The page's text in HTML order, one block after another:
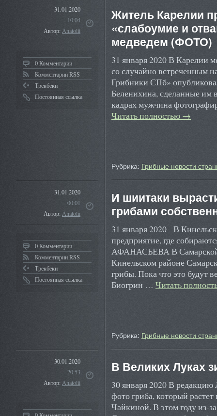
31.01.2020
10:04
Автор:Anatolii
0 Комментарии
Комментарии RSS
Трекбеки
Постоянная ссылка
Житель Карелии
«слабоумие и
медведем (ФОТО)
31 января 2020 В Карелии
со случайно встреченным
Грибники СПб»
Беленихина, сделанные
кадрах мужчина
Читать полностью →
Рубрика: Грибные новости
31.01.2020
00:01
Автор:Anatolii
0 Комментарии
Комментарии RSS
Трекбеки
Постоянная ссылка
И шиитаки
грибами
31 января 2020 В
предприятие, где
АФАНАСЬЕВА В Самарской
Кинельском районе
грибы. Пока что это
Биогрин … Читать
Рубрика: Грибные новости
30.01.2020
20:53
Автор:Anatolii
В Великих Луках
30 января 2020 В редакцию
фото гриба, который
Чайкиной. В этом году из-